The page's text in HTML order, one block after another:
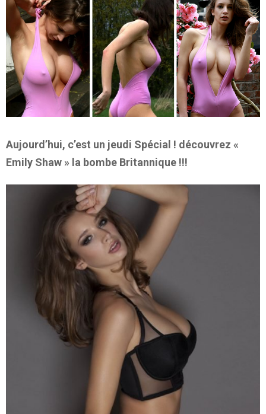
Aujourd’hui, c’est un jeudi Spécial ! découvrez «
Emily Shaw » la bombe Britannique !!!